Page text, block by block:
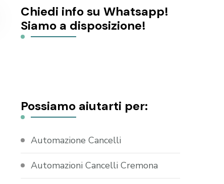
Chiedi info su Whatsapp!
Siamo a disposizione!
Possiamo aiutarti per:
Automazione Cancelli
Automazioni Cancelli Cremona